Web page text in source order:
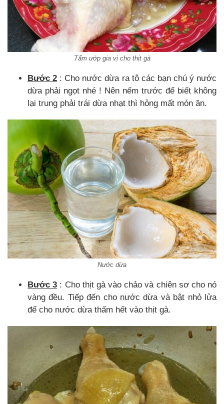
Tẩm ướp gia vị cho thịt gà
Bước 2 : Cho nước dừa ra tô các bạn chú ý nước
dừa phải ngọt nhé ! Nên nếm trước để biết không
lại trung phải trái dừa nhạt thì hỏng mất món ăn.
Nước dừa
Bước 3 : Cho thịt gà vào chảo và chiên sơ cho nó
vàng đều. Tiếp đến cho nước dừa và bật nhỏ lửa
để cho nước dừa thấm hết vào thịt gà.